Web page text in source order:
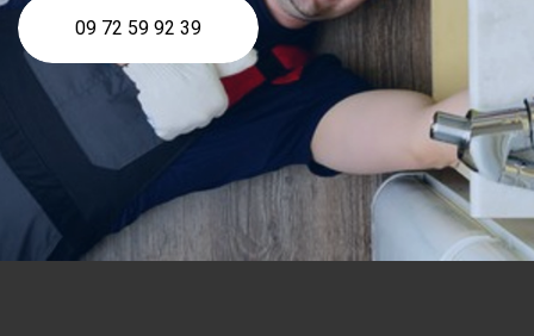
09 72 59 92 39